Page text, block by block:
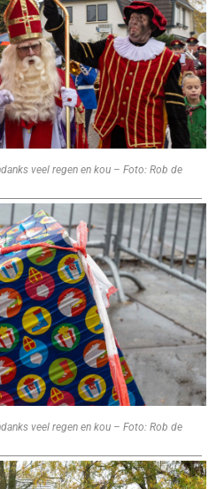
veel regen en kou – Foto: Rob de
veel regen en kou – Foto: Rob de